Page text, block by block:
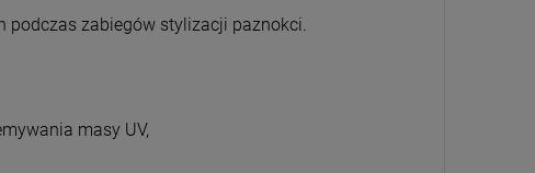
podczas zabiegów stylizacji paznokci.
masy UV,